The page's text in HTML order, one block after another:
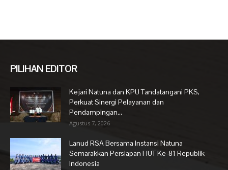
PILIHAN EDITOR
Kejari Natuna dan KPU Tandatangani PKS,
Perkuat Sinergi Pelayanan dan
Pendampingan...
Agustus 7, 2026
Lanud RSA Bersama Instansi Natuna
Semarakkan Persiapan HUT Ke-81 Republik
Indonesia